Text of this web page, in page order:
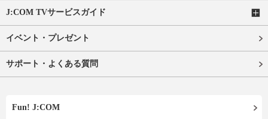
J:COM TVサービスガイド
イベント・プレゼント
サポート・よくある質問
Fun! J:COM